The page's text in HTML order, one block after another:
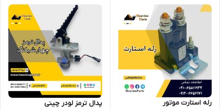
رله استارت موتور پدال ترمز لودر چینی